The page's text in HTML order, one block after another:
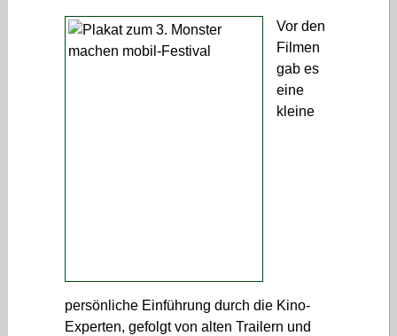
Vor den
Filmen
gab es
eine
kleine
persönliche Einführung durch die Kino-
Experten, gefolgt von alten Trailern und